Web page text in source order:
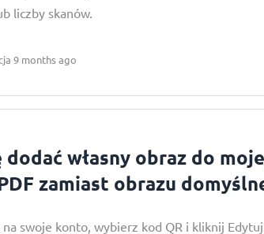
liczby skanów.
9 months ago
dodać własny obraz do
zamiast obrazu
na swoje konto, wybierz kod QR i kliknij